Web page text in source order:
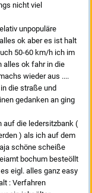
nicht viel
unpopuläre
ok aber es ist halt
50-60 km/h ich im
alles ok fahr in die
wieder aus ....
die straße und
gedanken an ging
auf die ledersitzbank (
) als ich auf dem
schöne scheiße
bochum besteöllt
eigl. alles ganz easy
: Verfahren